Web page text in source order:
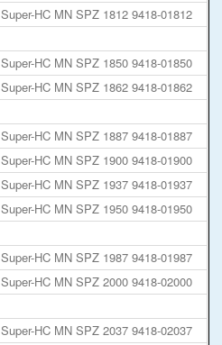
Super-HC MN SPZ 1812 9418-01812
Super-HC MN SPZ 1850 9418-01850
Super-HC MN SPZ 1862 9418-01862
Super-HC MN SPZ 1887 9418-01887
Super-HC MN SPZ 1900 9418-01900
Super-HC MN SPZ 1937 9418-01937
Super-HC MN SPZ 1950 9418-01950
Super-HC MN SPZ 1987 9418-01987
Super-HC MN SPZ 2000 9418-02000
Super-HC MN SPZ 2037 9418-02037